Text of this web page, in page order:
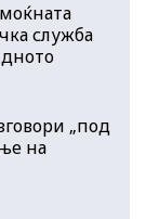
служба
„под
на